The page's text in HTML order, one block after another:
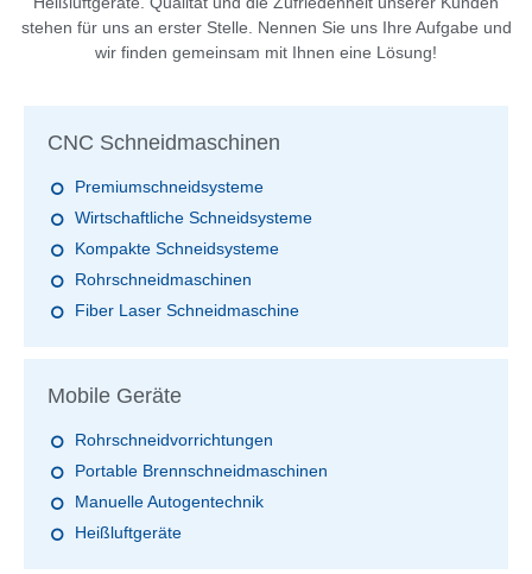
stehen für uns an erster Stelle. Nennen Sie uns Ihre Aufgabe und
wir finden gemeinsam mit Ihnen eine Lösung!
CNC Schneidmaschinen
Premiumschneidsysteme
Wirtschaftliche Schneidsysteme
Kompakte Schneidsysteme
Rohrschneidmaschinen
Fiber Laser Schneidmaschine
Mobile Geräte
Rohrschneidvorrichtungen
Portable Brennschneidmaschinen
Manuelle Autogentechnik
Heißluftgeräte